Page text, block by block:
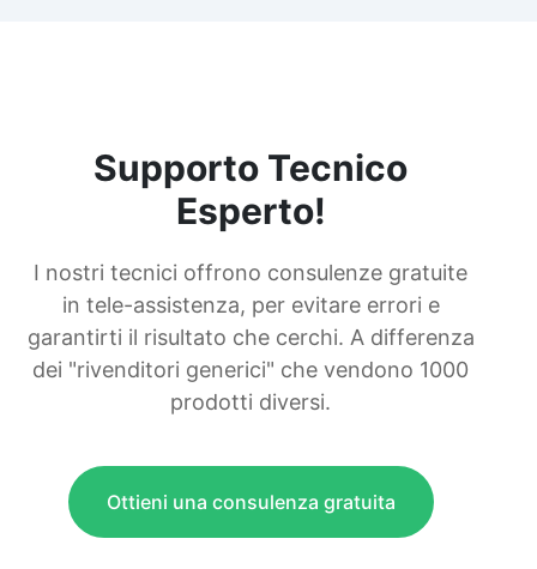
Supporto Tecnico
Esperto!
I nostri tecnici offrono consulenze gratuite
in tele-assistenza, per evitare errori e
garantirti il risultato che cerchi. A differenza
dei "rivenditori generici" che vendono 1000
prodotti diversi.
Ottieni una consulenza gratuita